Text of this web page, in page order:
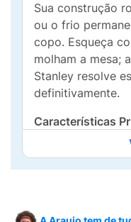
Sua construção
ou o frio
copo. Esqueça
molham a mesa;
Stanley resolve
definitivamente.
Características
Estilo
disponível em